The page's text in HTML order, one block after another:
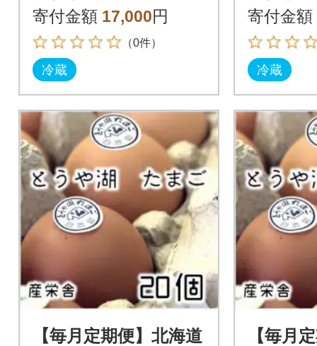
寄付金額 17,000円
（0件）
冷蔵
寄付金額
冷蔵
【毎月定期便】北海道
【毎月